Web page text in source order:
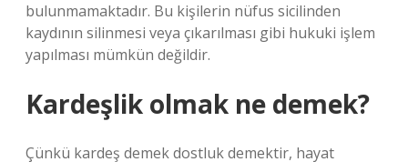
bulunmamaktadır. Bu kişilerin nüfus sicilinden
kaydının silinmesi veya çıkarılması gibi hukuki işlem
yapılması mümkün değildir.
Kardeşlik olmak ne demek?
Çünkü kardeş demek dostluk demektir, hayat